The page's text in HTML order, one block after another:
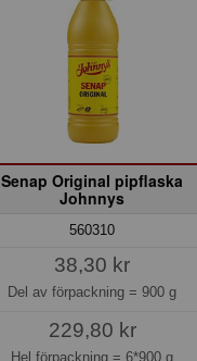
Senap Original pipflaska
Johnnys
560310
38,30 kr
Del av förpackning =900 g
229,80 kr
Hel förpackning =6*900 g